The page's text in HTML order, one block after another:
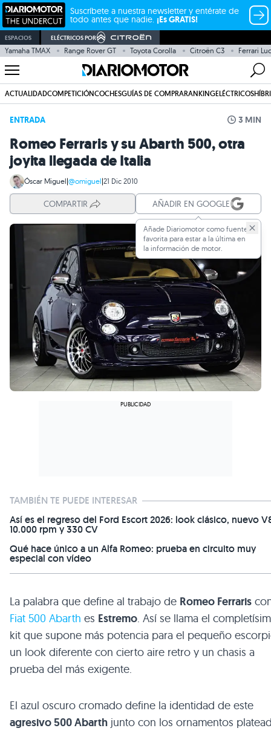
Suscríbete a nuestra newsletter y entérate de
todo antes que nadie. ¡Es GRATIS!
ESPACIOS ELÉCTRICOS POR
Yamaha TMAX Range Rover GT Toyota Corolla Citroën C3 Ferrari
ACTUALIDADCOMPETICIÓNCOCHESGUÍAS DE COMPRARANKINGELÉCTRICOS
ENTRADA 3 MIN
Romeo Ferraris y su Abarth 500, otra
joyita llegada de Italia
Óscar Miguel|@omiguel|21 Dic 2010
COMPARTIR AÑADIR EN GOOGLE
Añade Diariomotor como fuente
favorita para estar a la última en
la información de motor.
TAMBIÉN TE PUEDE INTERESAR
Así es el regreso del Ford Escort 2026: look clásico, nuevo
10.000 rpm y 330 CV
Qué hace único a un Alfa Romeo: prueba en circuito muy
especial con vídeo
La palabra que define al trabajo de Romeo Ferraris
Fiat 500 Abarth es Estremo. Así se llama el
kit que supone más potencia para el pequeño
un look diferente con cierto aire retro y un chasis a
prueba del más exigente.
El azul oscuro cromado define la identidad de este
agresivo 500 Abarth junto con los ornamentos